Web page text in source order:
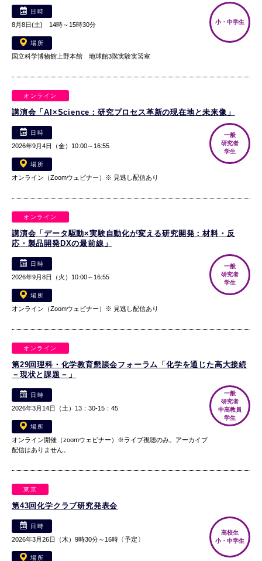
日時
8月8日(土) 14時～15時30分
場所
国立科学博物館上野本館 地球館3階実験実習室
小・中学生
オンライン
講演会「AI×Science：研究プロセス革新の現在地と未来像」
日時
2026年9月4日（金）10:00～16:55
場所
オンライン（Zoomウェビナー）※ 見逃し配信あり
一般
研究者
学生
オンライン
講演会「データ駆動×実験自動化が変える研究開発：材料・反
応・製品開発DXの最前線」
日時
2026年9月8日（火）10:00～16:55
場所
オンライン（Zoomウェビナー）※ 見逃し配信あり
一般
研究者
学生
オンライン
第29回理科・化学教育懇談会フォーラム「化学を通じた高大接続
－現状と課題－」
日時
2026年3月14日（土）13：30-15：45
場所
オンライン開催（zoomウェビナー）※ライブ視聴のみ。アーカイブ
配信はありません。
一般
研究者
中高教員
学生
東京
第43回化学クラブ研究発表会
日時
2026年3月26日（木）9時30分～16時〔予定〕
場所
高校生
小・中学生